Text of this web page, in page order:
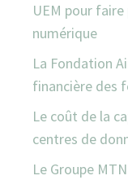
UEM pour
numérique
La Fondation
financière des
Le coût de la
centres de
Le Groupe